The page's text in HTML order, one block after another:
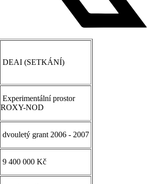
DEAI (SETKÁNÍ)
Experimentální prostor
ROXY-NOD
dvouletý grant 2006 - 2007
9 400 000 Kč